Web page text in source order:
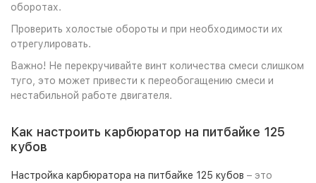
оборотах.
Проверить холостые обороты и при необходимости их
отрегулировать.
Важно! Не перекручивайте винт количества смеси слишком
туго, это может привести к переобогащению смеси и
нестабильной работе двигателя.
Как настроить карбюратор на питбайке 125
кубов
Настройка карбюратора на питбайке 125 кубов – это